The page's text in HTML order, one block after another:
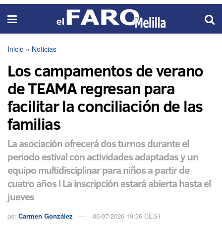
Inicio » Noticias
Los campamentos de verano
de TEAMA regresan para
facilitar la conciliación de las
familias
La asociación ofrecerá dos turnos durante el
periodo estival con actividades adaptadas y un
equipo multidisciplinar para niños a partir de
cuatro años l La inscripción estará abierta hasta el
jueves
por Carmen González 06/07/2026 19:36 CEST